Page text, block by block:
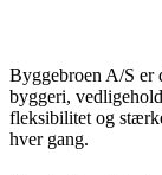
Byggebroen A/S er
byggeri,
fleksibilitet og
hver gang.